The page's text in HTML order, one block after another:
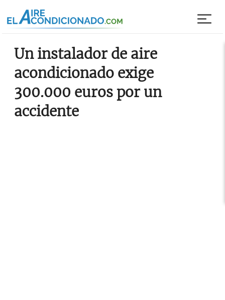
Un instalador de aire
acondicionado exige
300.000 euros por un
accidente